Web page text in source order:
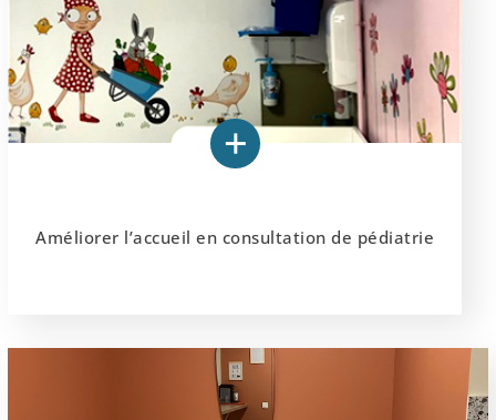
Améliorer l’accueil en consultation de pédiatrie